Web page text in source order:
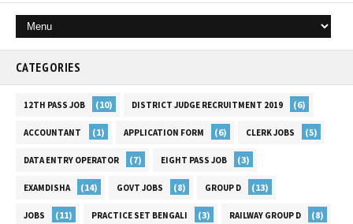
CATEGORIES
12TH PASS JOB (10) DISTRICT JUDGE RECRUITMENT 2019 (6)
ACCOUNTANT (1) APPLICATION FORM (6) CLERK JOBS (5)
DATA ENTRY OPERATOR (7) EIGHT PASS JOB (3)
EXAMDISHA (14) GOVT JOBS (8) GROUP D (13)
JOBS (11) PRACTICE SET BENGALI (3) RAILWAY GROUP D (8)